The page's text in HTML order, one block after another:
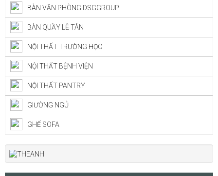
BÀN VĂN PHÒNG DSGGROUP
BÀN QUẦY LỄ TÂN
NỘI THẤT TRƯỜNG HỌC
NỘI THẤT BỆNH VIỆN
NỘI THẤT PANTRY
GIƯỜNG NGỦ
GHẾ SOFA